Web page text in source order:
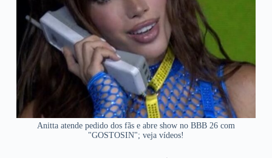
Anitta atende pedido dos fãs e abre show no BBB 26 com
"GOSTOSIN"; veja vídeos!